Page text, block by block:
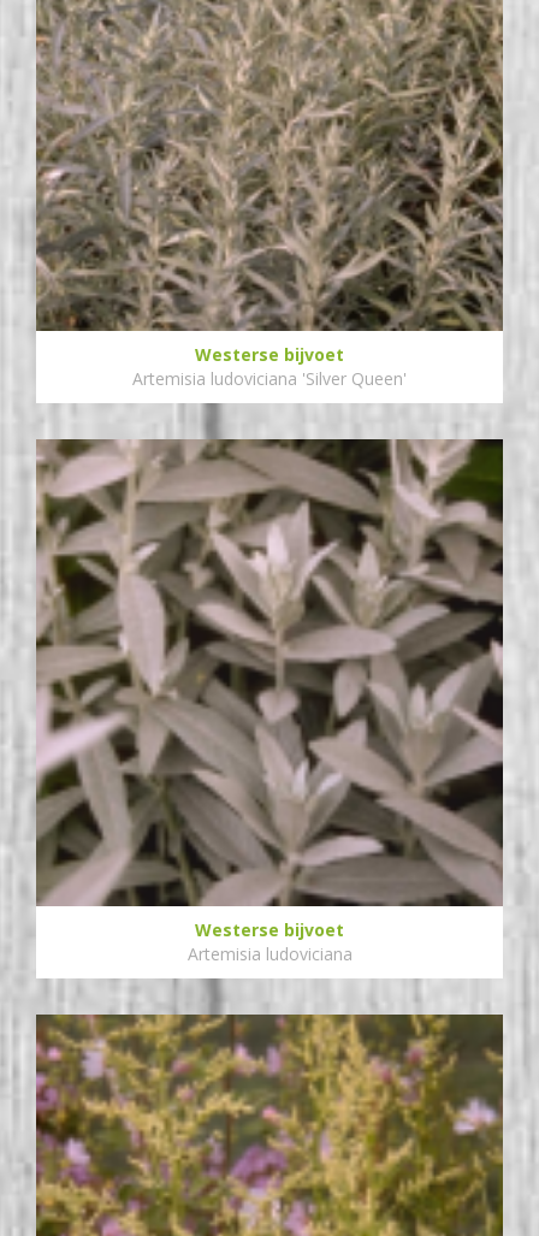
Westerse bijvoet
Artemisia ludoviciana 'Silver Queen'
Westerse bijvoet
Artemisia ludoviciana